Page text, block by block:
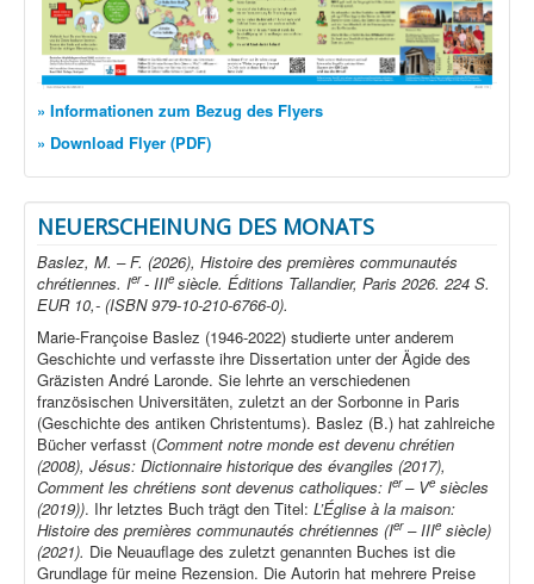
» Informationen zum Bezug des Flyers
» Download Flyer (PDF)
NEUERSCHEINUNG DES MONATS
Baslez, M. – F. (2026), Histoire des premières communautés
chrétiennes. Ier- IIIe siècle. Éditions Tallandier, Paris 2026. 224 S.
EUR 10,- (ISBN 979-10-210-6766-0).
Marie-Françoise Baslez (1946-2022) studierte unter anderem
Geschichte und verfasste ihre Dissertation unter der Ägide des
Gräzisten André Laronde. Sie lehrte an verschiedenen
französischen Universitäten, zuletzt an der Sorbonne in Paris
(Geschichte des antiken Christentums). Baslez (B.) hat zahlreiche
Bücher verfasst (Comment notre monde est devenu chrétien
(2008), Jésus: Dictionnaire historique des évangiles (2017),
Comment les chrétiens sont devenus catholiques: Ier– Ve siècles
(2019)). Ihr letztes Buch trägt den Titel: L’Église à la maison:
Histoire des premières communautés chrétiennes (Ier– IIIe siècle)
(2021). Die Neuauflage des zuletzt genannten Buches ist die
Grundlage für meine Rezension. Die Autorin hat mehrere Preise